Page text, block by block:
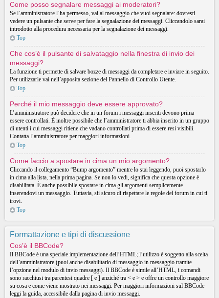
Come posso segnalare messaggi ai moderatori?
Se l’amministratore l’ha permesso, vai al messaggio che vuoi segnalare: dovresti
vedere un pulsante che serve per fare la segnalazione dei messaggi. Cliccandolo sarai
introdotto alla procedura necessaria per la segnalazione dei messaggi.
Top
Che cos’è il pulsante di salvataggio nella finestra di invio dei
messaggi?
La funzione ti permette di salvare bozze di messaggi da completare e inviare in seguito.
Per utilizzarle vai nell’apposita sezione del Pannello di Controllo Utente.
Top
Perché il mio messaggio deve essere approvato?
L’amministratore può decidere che in un forum i messaggi inseriti devono prima
essere controllati. È inoltre possibile che l’amministratore ti abbia inserito in un gruppo
di utenti i cui messaggi ritiene che vadano controllati prima di essere resi visibili.
Contatta l’amministratore per maggiori informazioni.
Top
Come faccio a spostare in cima un mio argomento?
Cliccando il collegamento “Bump argomento” mentre lo stai leggendo, puoi spostarlo
in cima alla lista, nella prima pagina. Se non lo vedi, significa che questa opzione è
disabilitata. È anche possibile spostare in cima gli argomenti semplicemente
inserendovi un messaggio. Tuttavia, sii sicuro di rispettare le regole del forum in cui ti
trovi.
Top
Formattazione e tipi di discussione
Cos’è il BBCode?
Il BBCode è una speciale implementazione dell’HTML; l’utilizzo è soggetto alla scelta
dell’amministratore (puoi anche disabilitarlo di messaggio in messaggio tramite
l’opzione nel modulo di invio messaggi). Il BBCode è simile all’HTML, i comandi
sono racchiusi tra parentesi quadre [ e ] anziché tra < e > e offre un controllo maggiore
su cosa e come viene mostrato nei messaggi. Per maggiori informazioni sul BBCode
leggi la guida, accessibile dalla pagina di invio messaggi.